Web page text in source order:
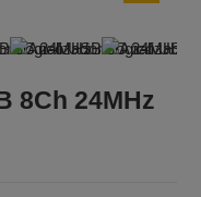
8Ch 24MHz